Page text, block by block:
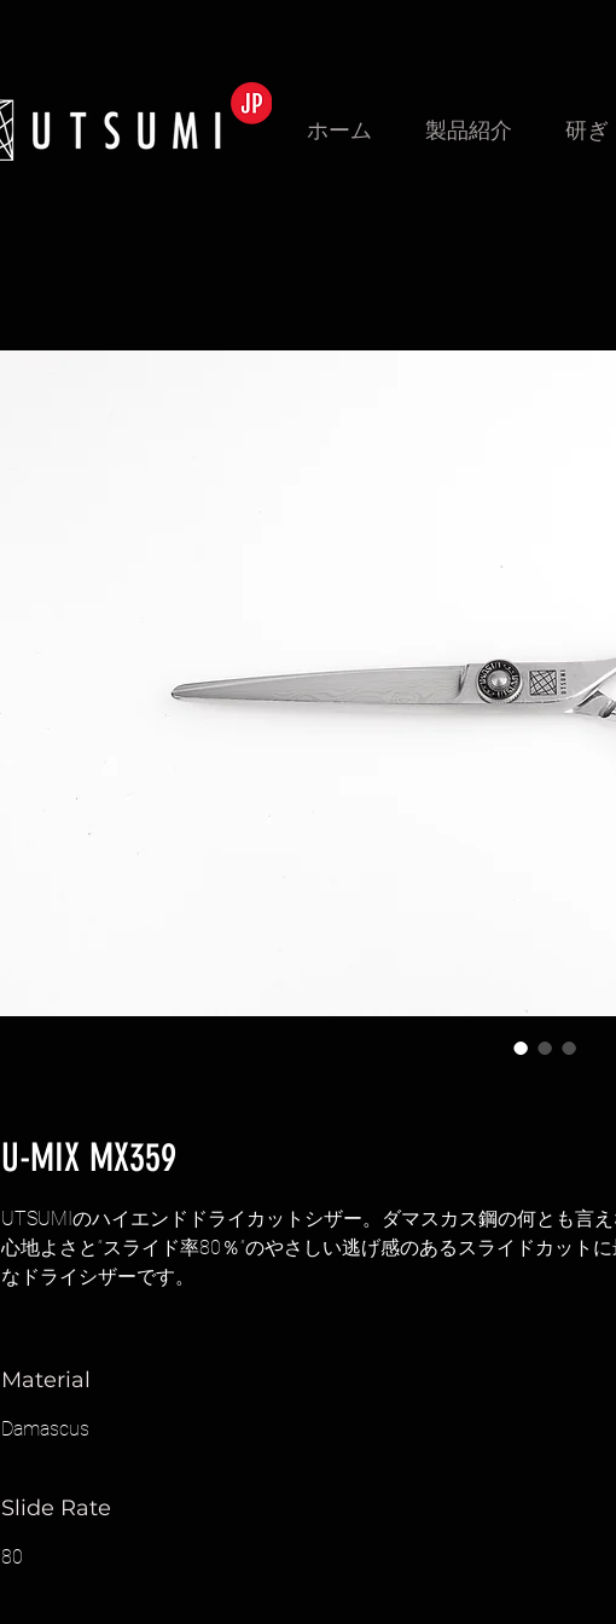
ホーム 製品紹介 研ぎ
U-MIX MX359
UTSUMIのハイエンドドライカットシザー。ダマスカス鋼の何とも言
心地よさと“スライド率80％”のやさしい逃げ感のあるスライドカット
なドライシザーです。
Material
Damascus
Slide Rate
80